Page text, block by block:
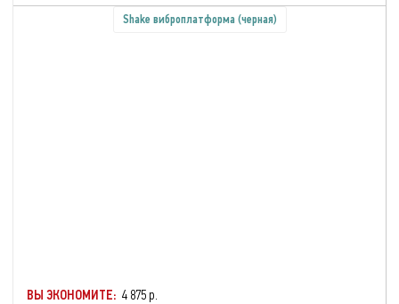
Shake виброплатформа (черная)
ВЫ ЭКОНОМИТЕ: 4 875 р.